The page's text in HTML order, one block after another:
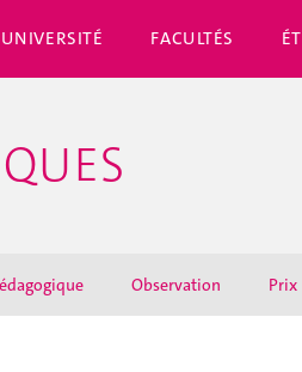
UNIVERSITÉ FACULTÉS
Observation Prix